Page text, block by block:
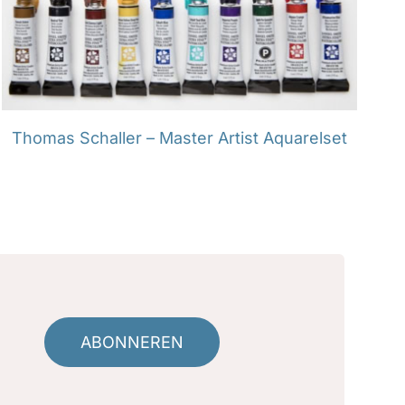
Thomas Schaller – Master Artist Aquarelset
ABONNEREN